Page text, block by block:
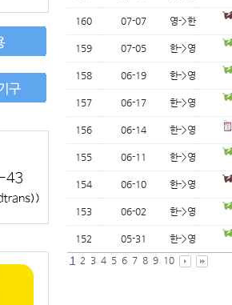
160 07-07 영->한
159 07-05 한->영
158 06-19 한->영
157 06-17 한->영
156 06-14 한->영
155 06-11 한->영
154 06-10 한->영
153 06-02 한->영
152 05-31
한->영
1
2 3 4 5 6 7 8 9 10